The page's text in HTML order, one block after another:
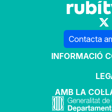
Contacta
INFORMACIÓ
AMB LA